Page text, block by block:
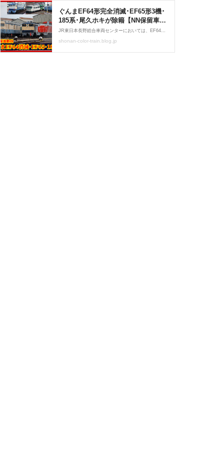
ぐんまEF64形完全消滅･EF65形3機･
185系･尾久ホキが除籍【NN保留車動
向】 : 湘南色の部屋（Shonan-color
train）
JR東日本長野総合車両センターにおいては、EF64形,EF65形などをはじめ数多くの電気機関車が留置されている他、中央線209系1000番台（トタ81編成,トタ82編成）やE217系、貨車などが留置されています。留置が進んでいる車両について、複数の商業誌より新たに除籍（書類上の廃車
shonan-color-train.blog.jp